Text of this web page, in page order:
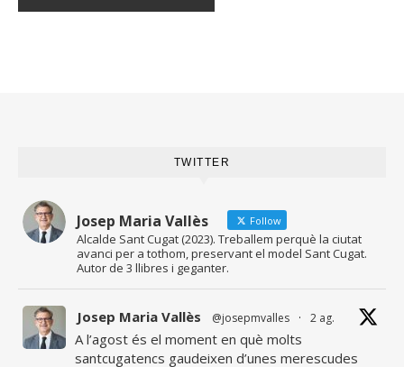
TWITTER
Josep Maria Vallès Follow
Alcalde Sant Cugat (2023). Treballem perquè la ciutat
avanci per a tothom, preservant el model Sant Cugat.
Autor de 3 llibres i geganter.
Josep Maria Vallès @josepmvalles · 2 ag.
A l’agost és el moment en què molts
santcugatencs gaudeixen d’unes merescudes